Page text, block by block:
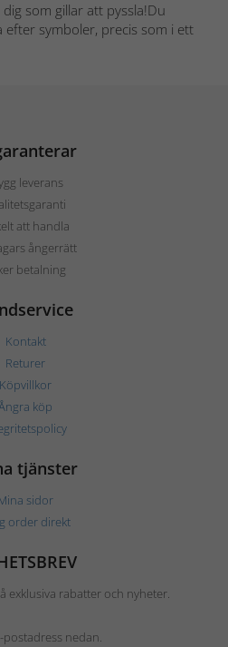
som gillar att pyssla!Du
symboler, precis som i ett
leverans
att handla
ångerrätt
betalning
Kontakt
Returer
Köpvillkor
köp
tjänster
sidor
order direkt
exklusiva rabatter och nyheter.
postadress nedan.